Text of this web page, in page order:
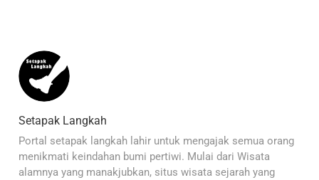
Setapak Langkah
Portal setapak langkah lahir untuk mengajak semua orang
menikmati keindahan bumi pertiwi. Mulai dari Wisata
alamnya yang manakjubkan, situs wisata sejarah yang